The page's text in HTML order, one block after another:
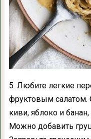
5. Любите легкие
фруктовым салатом.
киви, яблоко и
Можно добавить